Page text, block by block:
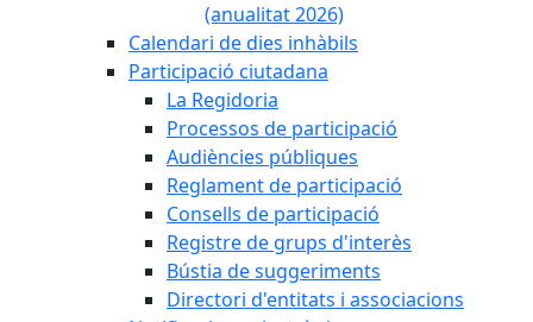
(anualitat 2026)
Calendari de dies inhàbils
Participació ciutadana
La Regidoria
Processos de participació
Audiències públiques
Reglament de participació
Consells de participació
Registre de grups d'interès
Bústia de suggeriments
Directori d'entitats i associacions